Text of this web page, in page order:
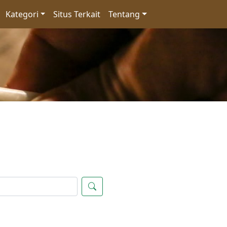
Kategori Situs Terkait Tentang